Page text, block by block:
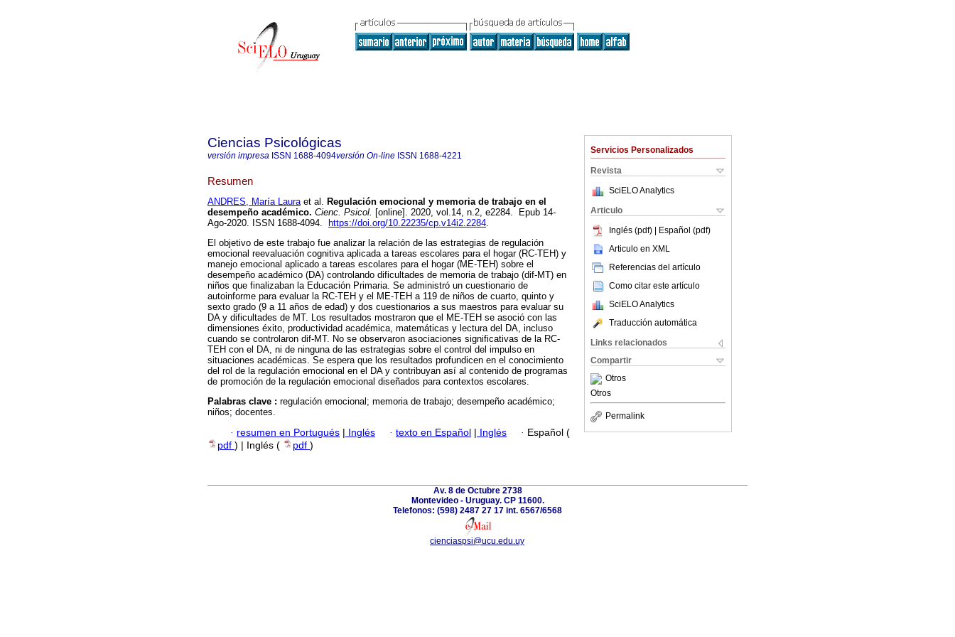
Servicios Personalizados
Revista
SciELO Analytics
Articulo
Inglés (pdf) | Español (pdf)
Articulo en XML
Referencias del artículo
Como citar este artículo
SciELO Analytics
Traducción automática
Links relacionados
Compartir
Otros
Otros
Permalink
Ciencias Psicológicas
versión impresa ISSN 1688-4094versión On-line ISSN 1688-4221
Resumen
ANDRES, María Lauraet al. Regulación emocional y memoria de trabajo en el
desempeño académico. Cienc. Psicol. [online]. 2020, vol.14, n.2, e2284. Epub 14-
Ago-2020. ISSN 1688-4094.
https://doi.org/10.22235/cp.v14i2.2284.
El objetivo de este trabajo fue analizar la relación de las estrategias de regulación
emocional reevaluación cognitiva aplicada a tareas escolares para el hogar (RC-TEH) y
manejo emocional aplicado a tareas escolares para el hogar (ME-TEH) sobre el
desempeño académico (DA) controlando dificultades de memoria de trabajo (dif-MT) en
niños que finalizaban la Educación Primaria. Se administró un cuestionario de
autoinforme para evaluar la RC-TEH y el ME-TEH a 119 de niños de cuarto, quinto y
sexto grado (9 a 11 años de edad) y dos cuestionarios a sus maestros para evaluar su
DA y dificultades de MT. Los resultados mostraron que el ME-TEH se asoció con las
dimensiones éxito, productividad académica, matemáticas y lectura del DA, incluso
cuando se controlaron dif-MT. No se observaron asociaciones significativas de la RC-
TEH con el DA, ni de ninguna de las estrategias sobre el control del impulso en
situaciones académicas. Se espera que los resultados profundicen en el conocimiento
del rol de la regulación emocional en el DA y contribuyan así al contenido de programas
de promoción de la regulación emocional diseñados para contextos escolares.
Palabras clave : regulación emocional; memoria de trabajo; desempeño académico;
niños; docentes.
· resumen en Portugués | Inglés · texto en Español | Inglés · Español (
pdf ) | Inglés ( pdf )
Av. 8 de Octubre 2738
Montevideo - Uruguay. CP 11600.
Telefonos: (598) 2487 27 17 int. 6567/6568
cienciaspsi@ucu.edu.uy